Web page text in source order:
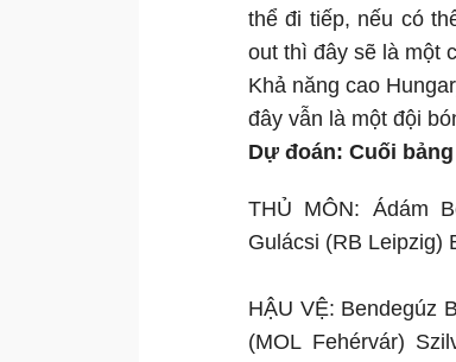
thể đi tiếp, nếu có
out thì đây sẽ là một
Khả năng cao
đây vẫn là một đội
Dự đoán: Cuối bảng
THỦ MÔN: Ádám
Gulácsi (RB Leipzig)
HẬU VỆ: Bendegúz
(MOL Fehérvár)